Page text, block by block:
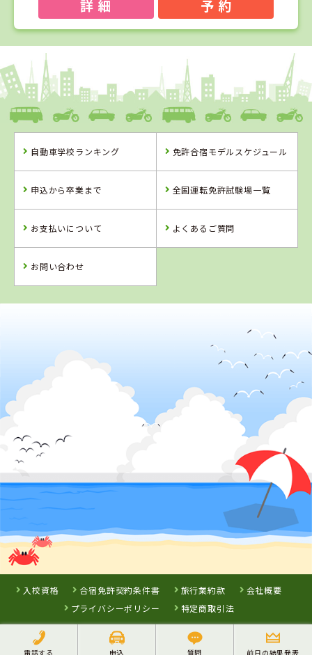
詳 細 予 約
1
茨城県
大宮自動車教習所
詳 細 予 約
詳 細 予 約
3位
ＭＡＸドライビングスクール千曲
所
予 約
ングスクール千
千葉マリーナド
ライビングスク
ール
詳 細
予 約
自動車学校ランキング 免許合宿モデルスケジュール
申込から卒業まで 全国運転免許試験場一覧
お支払いについて よくあるご質問
お問い合わせ
入校資格 合宿免許契約条件書 旅行業約款
会社概要
プライバシーポリシー
特定商取引法
電話する 申込 質問 前日の結果発表